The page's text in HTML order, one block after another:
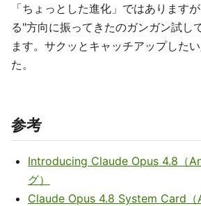
「ちょっとした進化」ではあります
る"方向に振ってきたのガンガン試し
ます。サクッとキャッチアップした
た。
参考
Introducing Claude Opus 4.8（
グ）
Claude Opus 4.8 System Card（